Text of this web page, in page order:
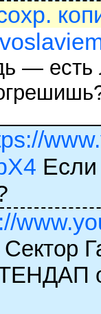
— есть
Если